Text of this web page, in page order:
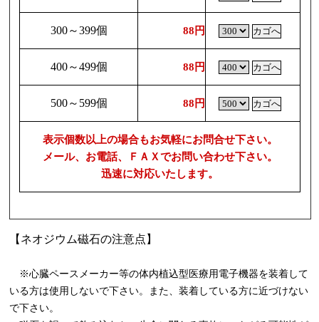
300～399個 88円
400～499個 88円
500～599個 88円
表示個数以上の場合もお気軽にお問合せ下さい。
メール、お電話、ＦＡＸでお問い合わせ下さい。
迅速に対応いたします。
【ネオジウム磁石の注意点】
※心臓ペースメーカー等の体内植込型医療用電子機器を装着して
いる方は使用しないで下さい。また、装着している方に近づけない
で下さい。